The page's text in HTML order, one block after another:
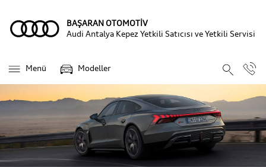
BAŞARAN OTOMOTİV
Audi Antalya Kepez Yetkili Satıcısı ve Yetkili Servisi
Menü Modeller